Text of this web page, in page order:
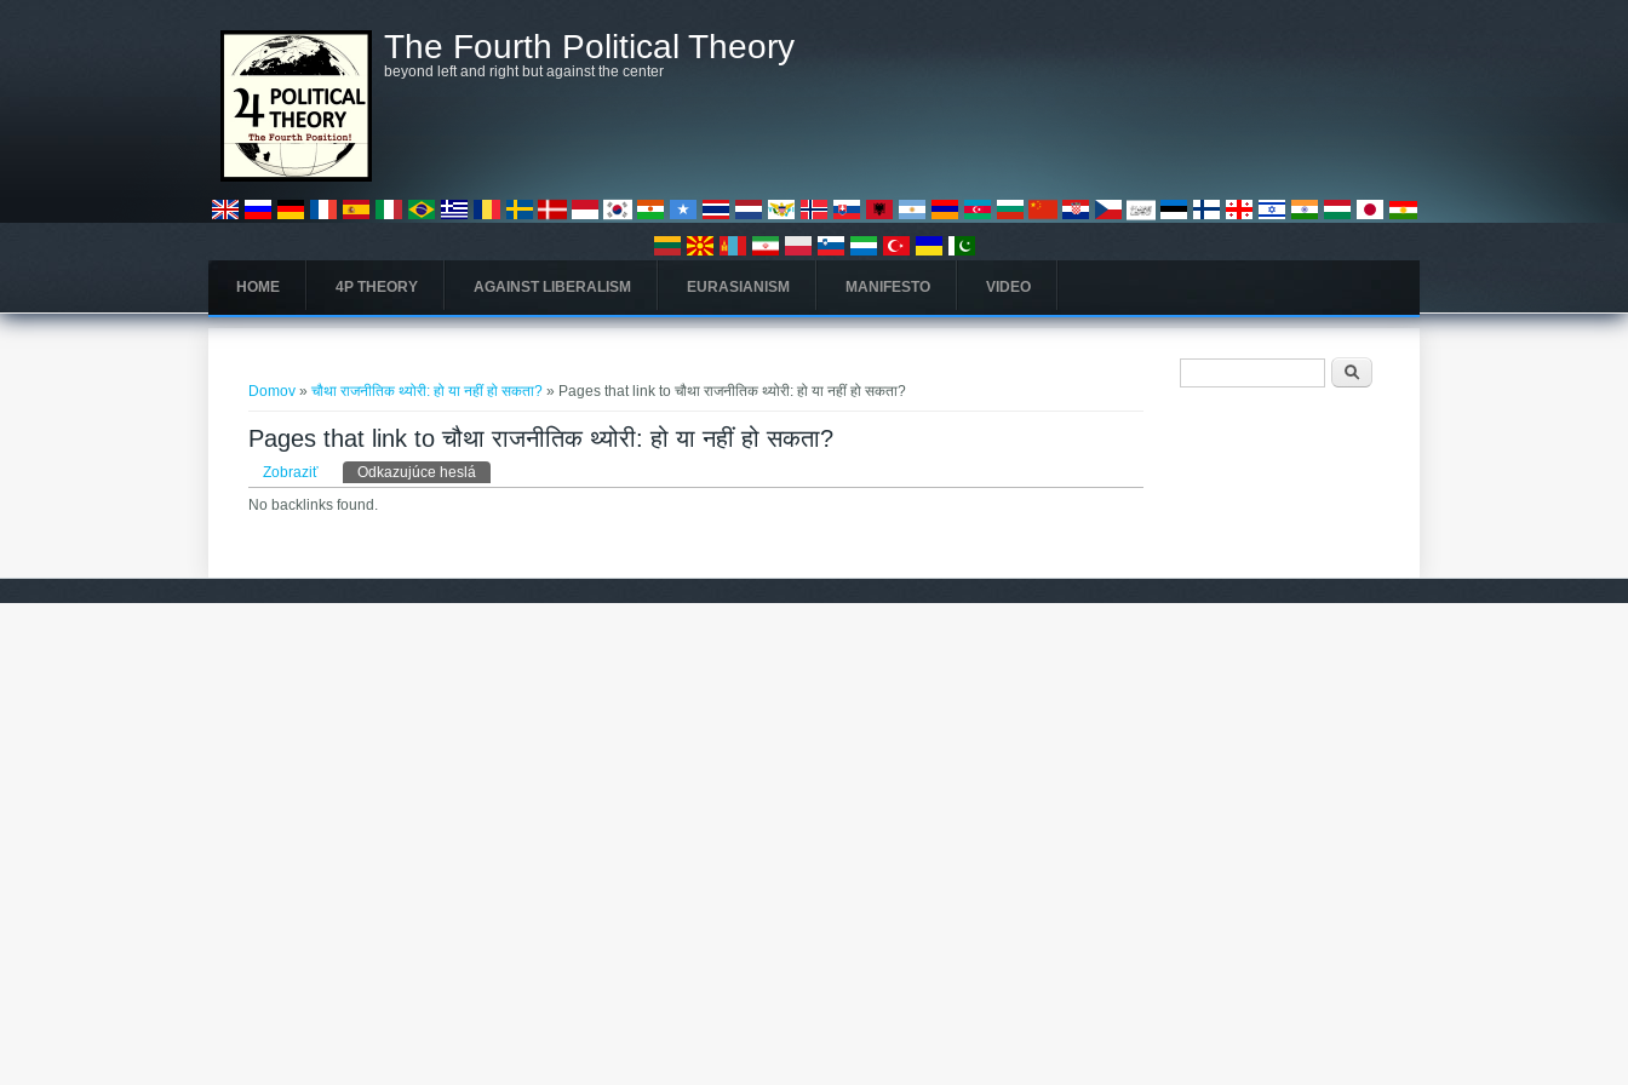
The Fourth Political Theory
beyond left and right but against the center
HOME 4P THEORY AGAINST LIBERALISM EURASIANISM MANIFESTO VIDEO
Nachádzate sa tu
Domov »चौथा राजनीतिक थ्योरी: हो या नहीं हो सकता? » Pages that link to चौथा राजनीतिक थ्योरी: हो या नहीं हो सकता?
Pages that link to चौथा राजनीतिक थ्योरी: हो या नहीं हो सकता?
Primárne karty
Zobraziť Odkazujúce heslá
No backlinks found.
Vyhľadávanie